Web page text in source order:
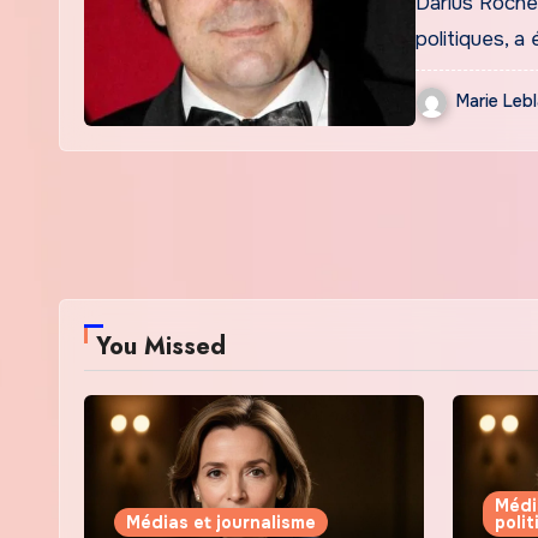
politiques, a
Marie
You Missed
Médias et journalisme